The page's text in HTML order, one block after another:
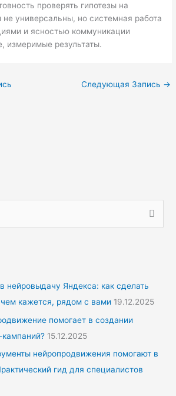
проверять гипотезы на
универсальны, но системная работа
и ясностью коммуникации
измеримые результаты.
Следующая Запись →
нейровыдачу Яндекса: как сделать
кажется, рядом с вами 19.12.2025
помогает в создании
15.12.2025
нейропродвижения помогают в
гид для специалистов